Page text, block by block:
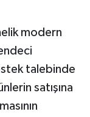
modern
talebinde
satışına